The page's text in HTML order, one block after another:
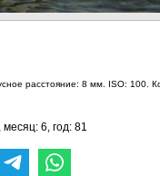
расстояние: 8 мм. ISO: 100.
месяц: 6, год: 81